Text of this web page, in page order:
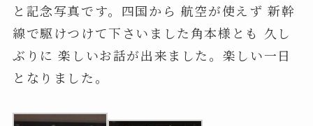
と記念写真です。四国から 航空が使えず 新幹
線で駆けつけて下さいました角本様とも 久し
ぶりに 楽しいお話が出来ました。楽しい一日
となりました。